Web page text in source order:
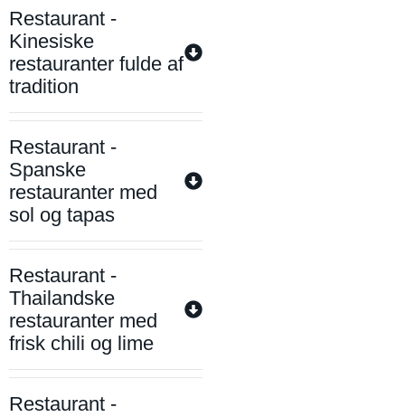
Restaurant -
Kinesiske
restauranter fulde af
tradition
Restaurant -
Spanske
restauranter med
sol og tapas
Restaurant -
Thailandske
restauranter med
frisk chili og lime
Restaurant -